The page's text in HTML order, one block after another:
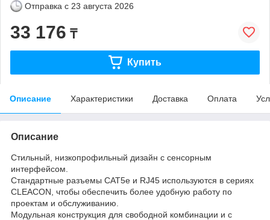
Отправка с 23 августа 2026
33 176 ₸
Купить
Описание Характеристики Доставка Оплата
Описание
Стильный, низкопрофильный дизайн с сенсорным
интерфейсом.
Стандартные разъемы CAT5e и RJ45 используются в сериях
CLEACON, чтобы обеспечить более удобную работу по
проектам и обслуживанию.
Модульная конструкция для свободной комбинации и с